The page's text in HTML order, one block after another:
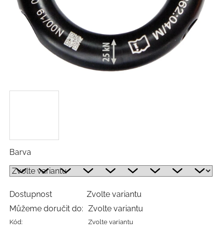
Barva
Dostupnost
Zvolte variantu
Můžeme doručit do: Zvolte variantu
Kód: Zvolte variantu